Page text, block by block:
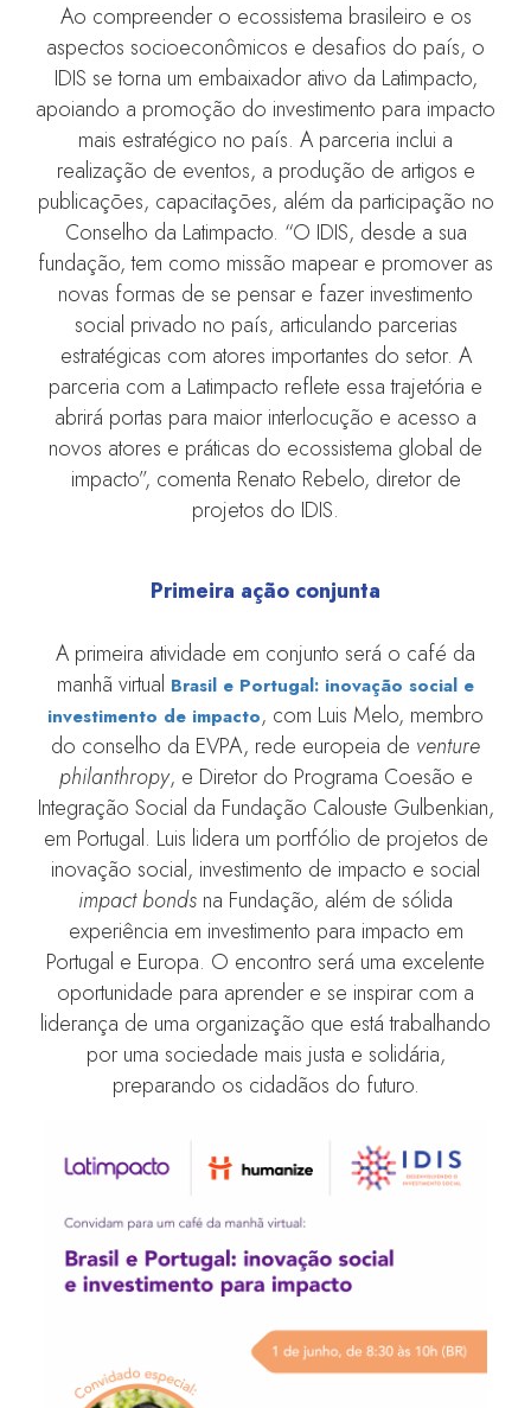
Ao compreender o ecossistema brasileiro e os
aspectos socioeconômicos e desafios do país, o
IDIS se torna um embaixador ativo da Latimpacto,
apoiando a promoção do investimento para impacto
mais estratégico no país. A parceria inclui a
realização de eventos, a produção de artigos e
publicações, capacitações, além da participação no
Conselho da Latimpacto. “O IDIS, desde a sua
fundação, tem como missão mapear e promover as
novas formas de se pensar e fazer investimento
social privado no país, articulando parcerias
estratégicas com atores importantes do setor. A
parceria com a Latimpacto reflete essa trajetória e
abrirá portas para maior interlocução e acesso a
novos atores e práticas do ecossistema global de
impacto”, comenta Renato Rebelo, diretor de
projetos do IDIS.
Primeira ação conjunta
A primeira atividade em conjunto será o café da
manhã virtual Brasil e Portugal: inovação social e
investimento de impacto, com Luis Melo, membro
do conselho da EVPA, rede europeia de venture
philanthropy, e Diretor do Programa Coesão e
Integração Social da Fundação Calouste Gulbenkian,
em Portugal. Luis lidera um portfólio de projetos de
inovação social, investimento de impacto e social
impact bonds na Fundação, além de sólida
experiência em investimento para impacto em
Portugal e Europa. O encontro será uma excelente
oportunidade para aprender e se inspirar com a
liderança de uma organização que está trabalhando
por uma sociedade mais justa e solidária,
preparando os cidadãos do futuro.